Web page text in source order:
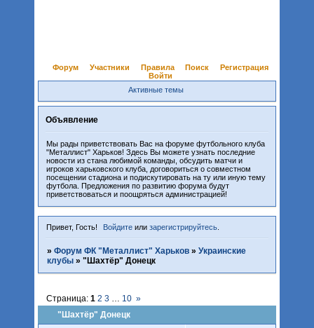
Форум Участники Правила Поиск
Регистрация
Войти
Активные темы
Объявление
Мы рады приветствовать Вас на форуме футбольного клуба
"Металлист" Харьков! Здесь Вы можете узнать последние
новости из стана любимой команды, обсудить матчи и
игроков харьковского клуба, договориться о совместном
посещении стадиона и подискутировать на ту или иную тему
футбола. Предложения по развитию форума будут
приветствоваться и поощряться администрацией!
Привет, Гость! Войдите илизарегистрируйтесь
» Форум ФК "Металлист" Харьков » Украинские
клубы » "Шахтёр" Донецк
"Шахтёр" Донецк
Страница: 1 2 3 … 10 »